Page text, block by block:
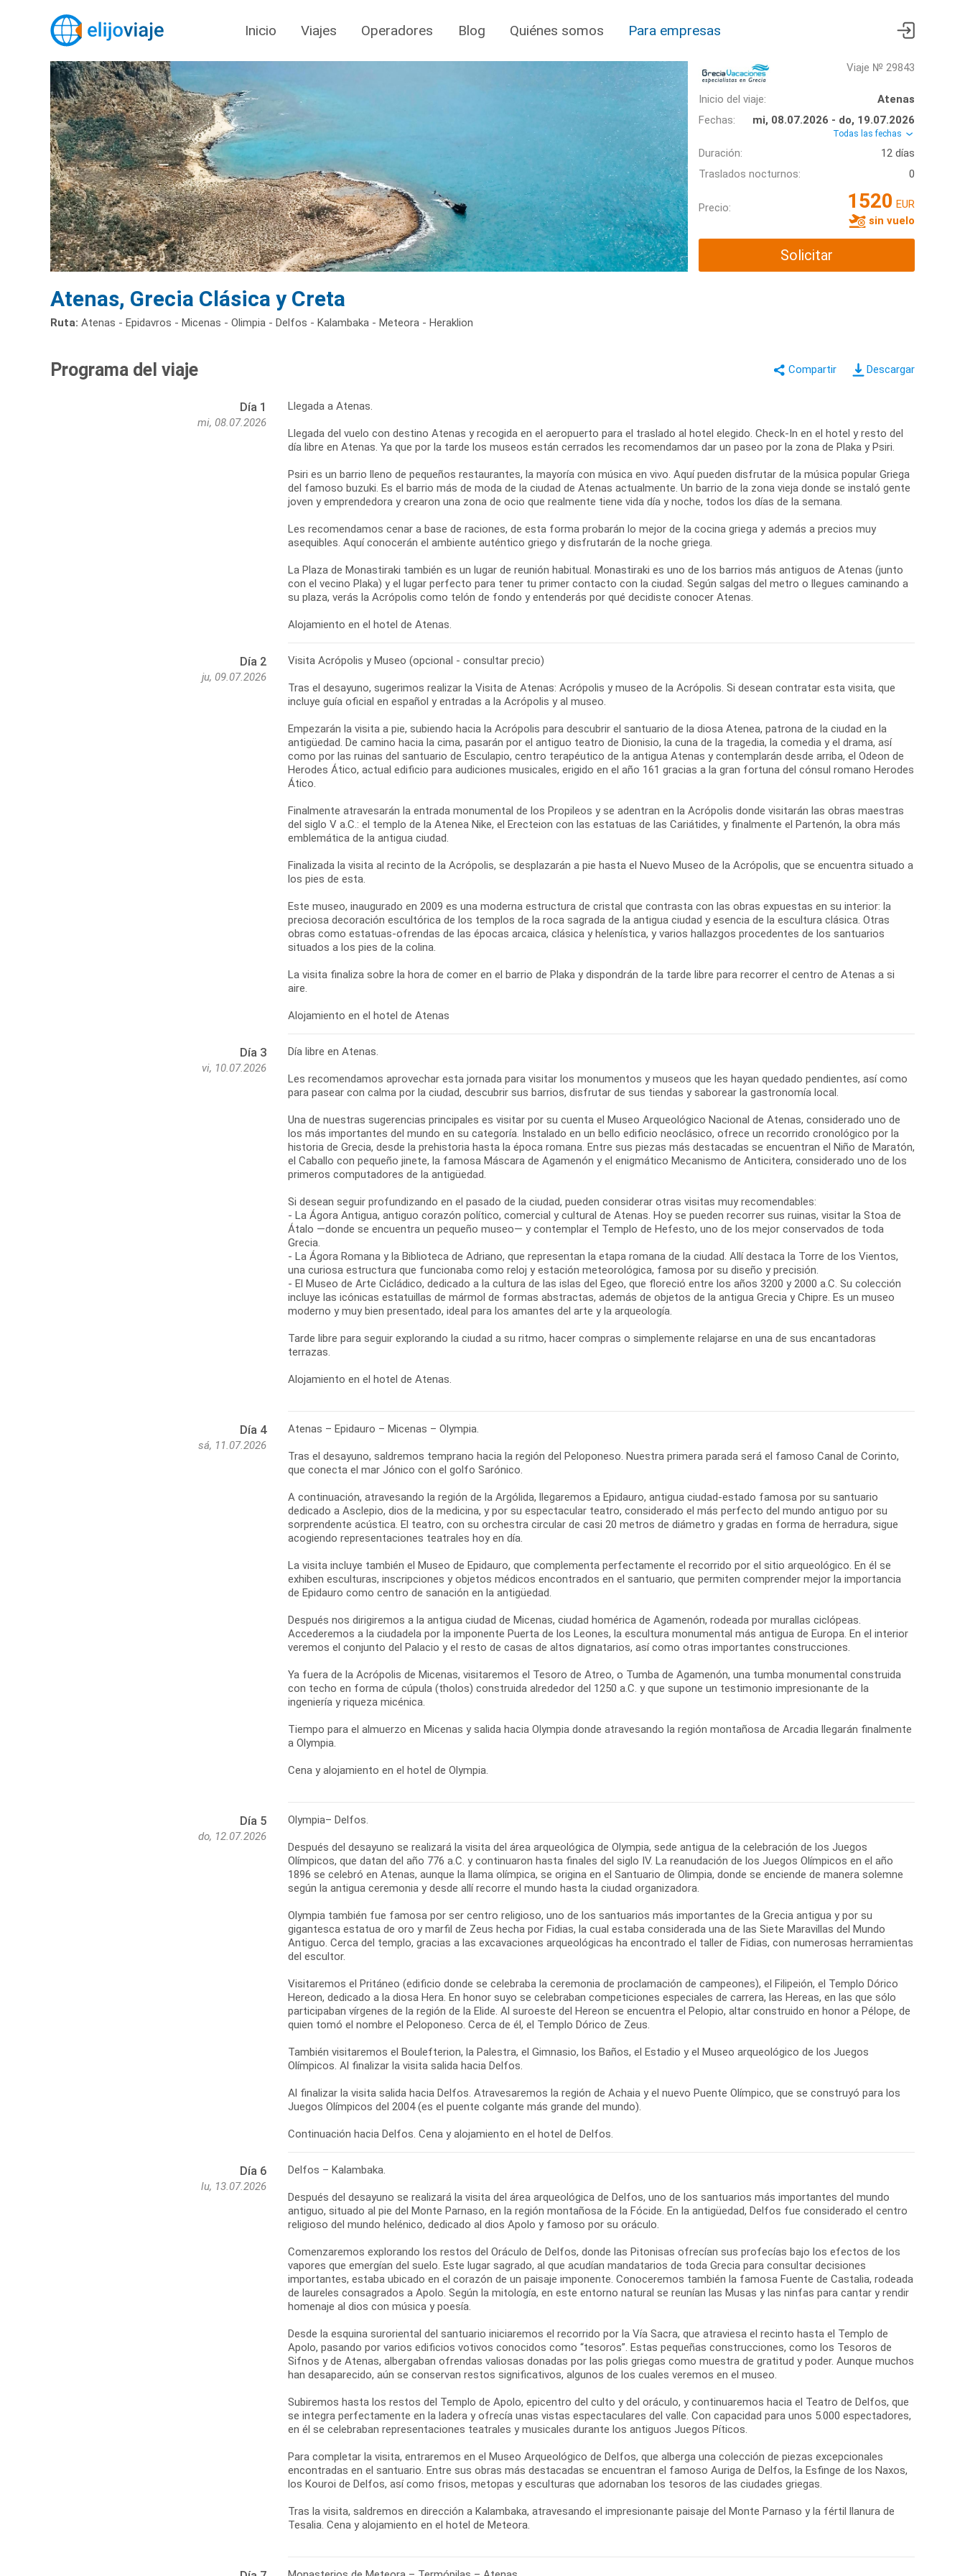
Inicio Viajes Operadores Blog Quiénes somos Para empresas
Viaje № 29843
Inicio del viaje:
Atenas
Fechas:
mi, 08.07.2026 - do, 19.07.2026
Todas las fechas
Duración:
12 días
Traslados nocturnos:
0
Precio: 1520 EUR
sin vuelo
Solicitar
Atenas, Grecia Clásica y Creta
Ruta: Atenas - Epidavros - Micenas - Olimpia - Delfos - Kalambaka - Meteora - Heraklion
Descargar
Programa del viaje
Día 1
mi, 08.07.2026
Llegada a Atenas.
Llegada del vuelo con destino Atenas y recogida en el aeropuerto para el traslado al hotel elegido. Check-In en el hotel y resto del
día libre en Atenas. Ya que por la tarde los museos están cerrados les recomendamos dar un paseo por la zona de Plaka y Psiri.
Psiri es un barrio lleno de pequeños restaurantes, la mayoría con música en vivo. Aquí pueden disfrutar de la música popular Griega
del famoso buzuki. Es el barrio más de moda de la ciudad de Atenas actualmente. Un barrio de la zona vieja donde se instaló gente
joven y emprendedora y crearon una zona de ocio que realmente tiene vida día y noche, todos los días de la semana.
Les recomendamos cenar a base de raciones, de esta forma probarán lo mejor de la cocina griega y además a precios muy
asequibles. Aquí conocerán el ambiente auténtico griego y disfrutarán de la noche griega.
La Plaza de Monastiraki también es un lugar de reunión habitual. Monastiraki es uno de los barrios más antiguos de Atenas (junto
con el vecino Plaka) y el lugar perfecto para tener tu primer contacto con la ciudad. Según salgas del metro o llegues caminando a
su plaza, verás la Acrópolis como telón de fondo y entenderás por qué decidiste conocer Atenas.
Alojamiento en el hotel de Atenas.
Día 2
ju, 09.07.2026
Visita Acrópolis y Museo (opcional - consultar precio)
Tras el desayuno, sugerimos realizar la Visita de Atenas: Acrópolis y museo de la Acrópolis. Si desean contratar esta visita, que
incluye guía oficial en español y entradas a la Acrópolis y al museo.
Empezarán la visita a pie, subiendo hacia la Acrópolis para descubrir el santuario de la diosa Atenea, patrona de la ciudad en la
antigüedad. De camino hacia la cima, pasarán por el antiguo teatro de Dionisio, la cuna de la tragedia, la comedia y el drama, así
como por las ruinas del santuario de Esculapio, centro terapéutico de la antigua Atenas y contemplarán desde arriba, el Odeon de
Herodes Ático, actual edificio para audiciones musicales, erigido en el año 161 gracias a la gran fortuna del cónsul romano Herodes
Ático.
Finalmente atravesarán la entrada monumental de los Propileos y se adentran en la Acrópolis donde visitarán las obras maestras
del siglo V a.C.: el templo de la Atenea Nike, el Erecteion con las estatuas de las Cariátides, y finalmente el Partenón, la obra más
emblemática de la antigua ciudad.
Finalizada la visita al recinto de la Acrópolis, se desplazarán a pie hasta el Nuevo Museo de la Acrópolis, que se encuentra situado a
los pies de esta.
Este museo, inaugurado en 2009 es una moderna estructura de cristal que contrasta con las obras expuestas en su interior: la
preciosa decoración escultórica de los templos de la roca sagrada de la antigua ciudad y esencia de la escultura clásica. Otras
obras como estatuas-ofrendas de las épocas arcaica, clásica y helenística, y varios hallazgos procedentes de los santuarios
situados a los pies de la colina.
La visita finaliza sobre la hora de comer en el barrio de Plaka y dispondrán de la tarde libre para recorrer el centro de Atenas a si
aire.
Día 3
vi, 10.07.2026
Día libre en Atenas.
Les recomendamos aprovechar esta jornada para visitar los monumentos y museos que les hayan quedado pendientes, así como
para pasear con calma por la ciudad, descubrir sus barrios, disfrutar de sus tiendas y saborear la gastronomía local.
Una de nuestras sugerencias principales es visitar por su cuenta el Museo Arqueológico Nacional de Atenas, considerado uno de
los más importantes del mundo en su categoría. Instalado en un bello edificio neoclásico, ofrece un recorrido cronológico por la
historia de Grecia, desde la prehistoria hasta la época romana. Entre sus piezas más destacadas se encuentran el Niño de Maratón,
el Caballo con pequeño jinete, la famosa Máscara de Agamenón y el enigmático Mecanismo de Anticitera, considerado uno de los
primeros computadores de la antigüedad.
Si desean seguir profundizando en el pasado de la ciudad, pueden considerar otras visitas muy recomendables:
- La Ágora Antigua, antiguo corazón político, comercial y cultural de Atenas. Hoy se pueden recorrer sus ruinas, visitar la Stoa de
Átalo —donde se encuentra un pequeño museo— y contemplar el Templo de Hefesto, uno de los mejor conservados de toda
Grecia.
- La Ágora Romana y la Biblioteca de Adriano, que representan la etapa romana de la ciudad. Allí destaca la Torre de los Vientos,
una curiosa estructura que funcionaba como reloj y estación meteorológica, famosa por su diseño y precisión.
- El Museo de Arte Cicládico, dedicado a la cultura de las islas del Egeo, que floreció entre los años 3200 y 2000 a.C. Su colección
incluye las icónicas estatuillas de mármol de formas abstractas, además de objetos de la antigua Grecia y Chipre. Es un museo
moderno y muy bien presentado, ideal para los amantes del arte y la arqueología.
Tarde libre para seguir explorando la ciudad a su ritmo, hacer compras o simplemente relajarse en una de sus encantadoras
terrazas.
Alojamiento en el hotel de Atenas.
Día 4
sá, 11.07.2026
Atenas – Epidauro – Micenas – Olympia.
Tras el desayuno, saldremos temprano hacia la región del Peloponeso. Nuestra primera parada será el famoso Canal de Corinto,
que conecta el mar Jónico con el golfo Sarónico.
A continuación, atravesando la región de la Argólida, llegaremos a Epidauro, antigua ciudad-estado famosa por su santuario
dedicado a Asclepio, dios de la medicina, y por su espectacular teatro, considerado el más perfecto del mundo antiguo por su
sorprendente acústica. El teatro, con su orchestra circular de casi 20 metros de diámetro y gradas en forma de herradura, sigue
acogiendo representaciones teatrales hoy en día.
La visita incluye también el Museo de Epidauro, que complementa perfectamente el recorrido por el sitio arqueológico. En él se
exhiben esculturas, inscripciones y objetos médicos encontrados en el santuario, que permiten comprender mejor la importancia
de Epidauro como centro de sanación en la antigüedad.
Después nos dirigiremos a la antigua ciudad de Micenas, ciudad homérica de Agamenón, rodeada por murallas ciclópeas.
Accederemos a la ciudadela por la imponente Puerta de los Leones, la escultura monumental más antigua de Europa. En el interior
veremos el conjunto del Palacio y el resto de casas de altos dignatarios, así como otras importantes construcciones.
Ya fuera de la Acrópolis de Micenas, visitaremos el Tesoro de Atreo, o Tumba de Agamenón, una tumba monumental construida
con techo en forma de cúpula (tholos) construida alrededor del 1250 a.C. y que supone un testimonio impresionante de la
ingeniería y riqueza micénica.
Tiempo para el almuerzo en Micenas y salida hacia Olympia donde atravesando la región montañosa de Arcadia llegarán finalmente
a Olympia.
Cena y alojamiento en el hotel de Olympia.
Día 5
do, 12.07.2026
Olympia– Delfos.
Después del desayuno se realizará la visita del área arqueológica de Olympia, sede antigua de la celebración de los Juegos
Olímpicos, que datan del año 776 a.C. y continuaron hasta finales del siglo IV. La reanudación de los Juegos Olímpicos en el año
1896 se celebró en Atenas, aunque la llama olímpica, se origina en el Santuario de Olimpia, donde se enciende de manera solemne
según la antigua ceremonia y desde allí recorre el mundo hasta la ciudad organizadora.
Olympia también fue famosa por ser centro religioso, uno de los santuarios más importantes de la Grecia antigua y por su
gigantesca estatua de oro y marfil de Zeus hecha por Fidias, la cual estaba considerada una de las Siete Maravillas del Mundo
Antiguo. Cerca del templo, gracias a las excavaciones arqueológicas ha encontrado el taller de Fidias, con numerosas herramientas
del escultor.
Visitaremos el Pritáneo (edificio donde se celebraba la ceremonia de proclamación de campeones), el Filipeión, el Templo Dórico
Hereon, dedicado a la diosa Hera. En honor suyo se celebraban competiciones especiales de carrera, las Hereas, en las que sólo
participaban vírgenes de la región de la Elide. Al suroeste del Hereon se encuentra el Pelopio, altar construido en honor a Pélope, de
quien tomó el nombre el Peloponeso. Cerca de él, el Templo Dórico de Zeus.
También visitaremos el Boulefterion, la Palestra, el Gimnasio, los Baños, el Estadio y el Museo arqueológico de los Juegos
Olímpicos. Al finalizar la visita salida hacia Delfos.
Al finalizar la visita salida hacia Delfos. Atravesaremos la región de Achaia y el nuevo Puente Olímpico, que se construyó para los
Juegos Olímpicos del 2004 (es el puente colgante más grande del mundo).
Continuación hacia Delfos. Cena y alojamiento en el hotel de Delfos.
Día 6
lu, 13.07.2026
Delfos – Kalambaka.
Después del desayuno se realizará la visita del área arqueológica de Delfos, uno de los santuarios más importantes del mundo
antiguo, situado al pie del Monte Parnaso, en la región montañosa de la Fócide. En la antigüedad, Delfos fue considerado el centro
religioso del mundo helénico, dedicado al dios Apolo y famoso por su oráculo.
Comenzaremos explorando los restos del Oráculo de Delfos, donde las Pitonisas ofrecían sus profecías bajo los efectos de los
vapores que emergían del suelo. Este lugar sagrado, al que acudían mandatarios de toda Grecia para consultar decisiones
importantes, estaba ubicado en el corazón de un paisaje imponente. Conoceremos también la famosa Fuente de Castalia, rodeada
de laureles consagrados a Apolo. Según la mitología, en este entorno natural se reunían las Musas y las ninfas para cantar y rendir
homenaje al dios con música y poesía.
Desde la esquina suroriental del santuario iniciaremos el recorrido por la Vía Sacra, que atraviesa el recinto hasta el Templo de
Apolo, pasando por varios edificios votivos conocidos como “tesoros”. Estas pequeñas construcciones, como los Tesoros de
Sifnos y de Atenas, albergaban ofrendas valiosas donadas por las polis griegas como muestra de gratitud y poder. Aunque muchos
han desaparecido, aún se conservan restos significativos, algunos de los cuales veremos en el museo.
Subiremos hasta los restos del Templo de Apolo, epicentro del culto y del oráculo, y continuaremos hacia el Teatro de Delfos, que
se integra perfectamente en la ladera y ofrecía unas vistas espectaculares del valle. Con capacidad para unos 5.000 espectadores,
en él se celebraban representaciones teatrales y musicales durante los antiguos Juegos Píticos.
Para completar la visita, entraremos en el Museo Arqueológico de Delfos, que alberga una colección de piezas excepcionales
encontradas en el santuario. Entre sus obras más destacadas se encuentran el famoso Auriga de Delfos, la Esfinge de los Naxos,
los Kouroi de Delfos, así como frisos, metopas y esculturas que adornaban los tesoros de las ciudades griegas.
Tras la visita, saldremos en dirección a Kalambaka, atravesando el impresionante paisaje del Monte Parnaso y la fértil llanura de
Tesalia. Cena y alojamiento en el hotel de Meteora.